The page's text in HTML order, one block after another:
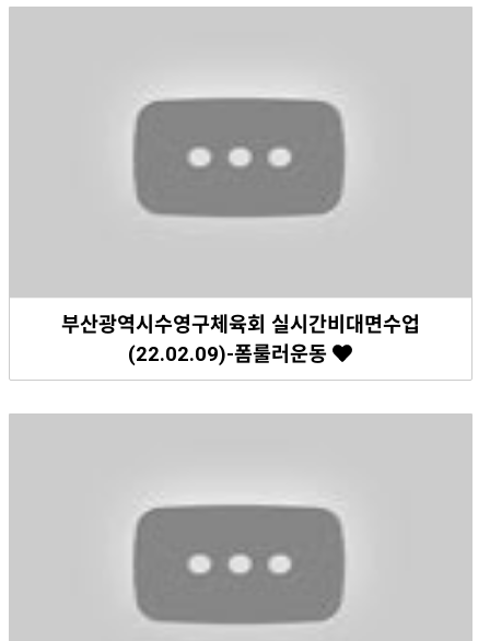
부산광역시수영구체육회 실시간비대면수업
(22.02.09)-폼룰러운동